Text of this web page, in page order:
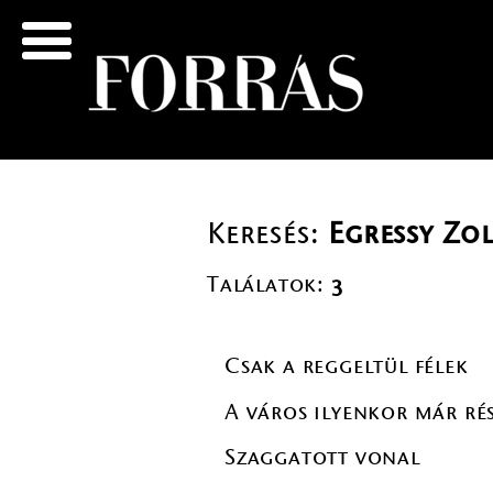
Keresés: Egressy
Találatok: 3
Csak a reggeltül félek
A város ilyenkor már
Szaggatott vonal